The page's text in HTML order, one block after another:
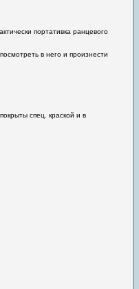
портативка ранцевого
в него и произнести
спец. краской и в